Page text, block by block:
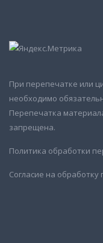
При перепечатке или
необходимо
Перепечатка
запрещена.
Политика обработки
Согласие на